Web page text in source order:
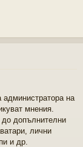
администратора на
мнения.
допълнителни
лични
и др.